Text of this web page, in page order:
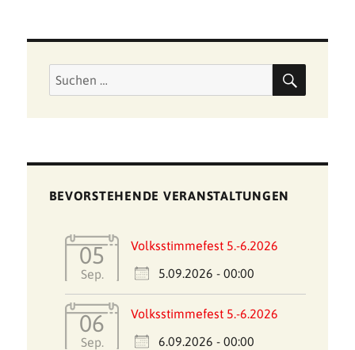
Suchen
nach:
BEVORSTEHENDE VERANSTALTUNGEN
05
Sep.
Volksstimmefest 5.-6.2026
5.09.2026 - 00:00
06
Sep.
Volksstimmefest 5.-6.2026
6.09.2026 - 00:00